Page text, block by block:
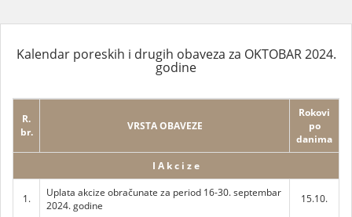
Kalendar poreskih i drugih obaveza za OKTOBAR 2024.
godine
R.
br.
VRSTA OBAVEZE
Rokovi
po
danima
I A k c i z e
1.
Uplata akcize obračunate za period 16-30. septembar
2024. godine
15.10.